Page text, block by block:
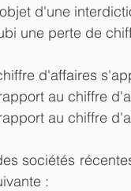
d'une
une perte de
d'affaires
au chiffre
au chiffre
sociétés
: